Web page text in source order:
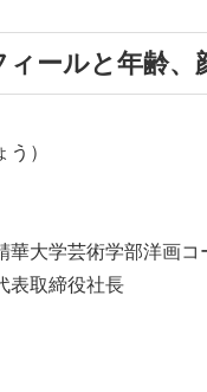
ールと年齢、
）
華大学芸術学部洋画コ
表取締役社長